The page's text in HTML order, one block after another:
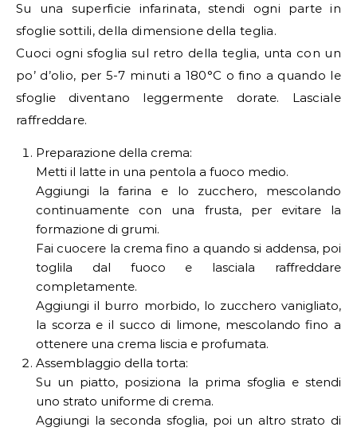
Su una superficie infarinata, stendi ogni parte in
sfoglie sottili, della dimensione della teglia.
Cuoci ogni sfoglia sul retro della teglia, unta con un
po’ d’olio, per 5-7 minuti a 180°C o fino a quando le
sfoglie diventano leggermente dorate. Lasciale
raffreddare.
Preparazione della crema:
Metti il latte in una pentola a fuoco medio.
Aggiungi la farina e lo zucchero, mescolando
continuamente con una frusta, per evitare la
formazione di grumi.
Fai cuocere la crema fino a quando si addensa, poi
toglila dal fuoco e lasciala raffreddare
completamente.
Aggiungi il burro morbido, lo zucchero vanigliato,
la scorza e il succo di limone, mescolando fino a
ottenere una crema liscia e profumata.
Assemblaggio della torta:
Su un piatto, posiziona la prima sfoglia e stendi
uno strato uniforme di crema.
Aggiungi la seconda sfoglia, poi un altro strato di